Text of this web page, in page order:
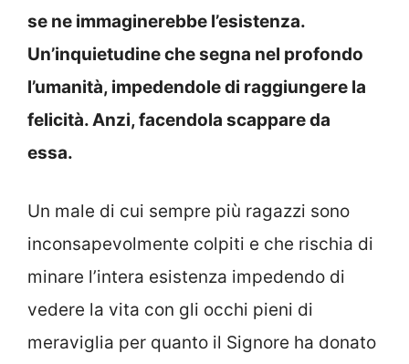
se ne immaginerebbe l’esistenza.
Un’inquietudine che segna nel profondo
l’umanità, impedendole di raggiungere la
felicità. Anzi, facendola scappare da
essa.
Un male di cui sempre più ragazzi sono
inconsapevolmente colpiti e che rischia di
minare l’intera esistenza impedendo di
vedere la vita con gli occhi pieni di
meraviglia per quanto il Signore ha donato